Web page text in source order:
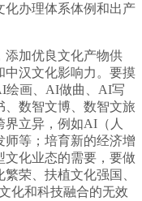
化办理体系体例和出产
加优良文化产物供
中汉文化影响力。要摸
绘画、AI做曲、AI写
数智文博、数智文旅
界立异，例如AI（人
师等；培育新的经济增
文化业态的需要，要做
荣、扶植文化强国、
化和科技融合的无效